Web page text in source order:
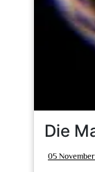
Die
05